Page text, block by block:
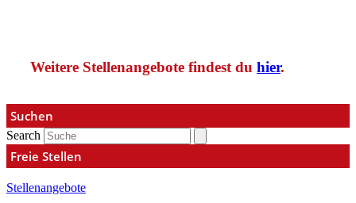
Weitere Stellenangebote findest du hier.
Suchen
Search
Freie Stellen
Stellenangebote